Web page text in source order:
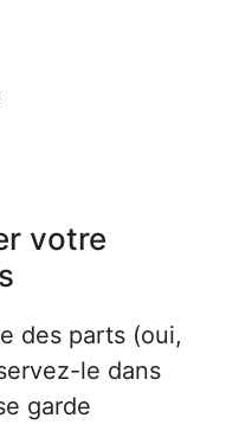
votre
des parts (oui,
le dans
garde